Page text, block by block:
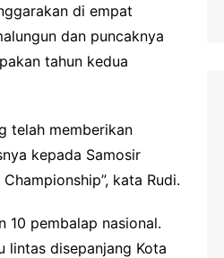
di empat
dan puncaknya
tahun kedua
telah memberikan
kepada Samosir
kata Rudi.
pembalap nasional.
lintas disepanjang Kota